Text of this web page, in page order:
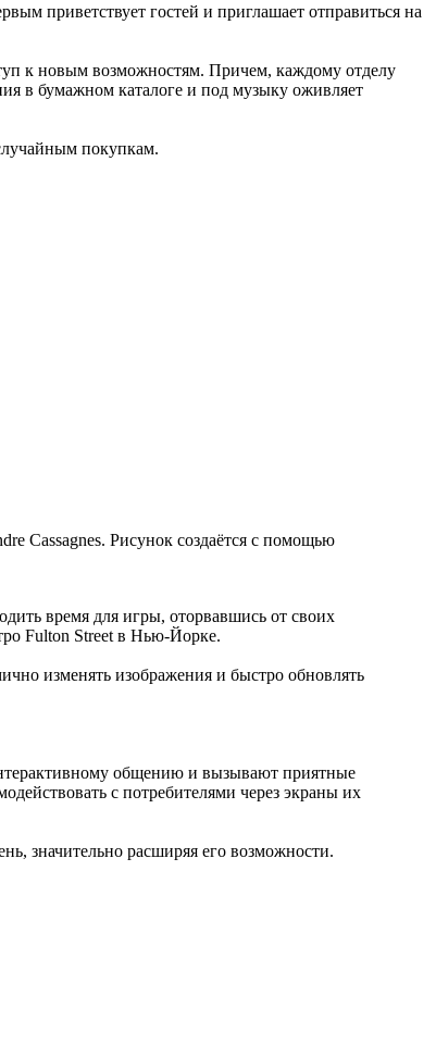
приветствует гостей и приглашает отправиться на
к новым возможностям. Причем, каждому отделу
в бумажном каталоге и под музыку оживляет
покупкам.
Cassagnes. Рисунок создаётся с помощью
время для игры, оторвавшись от своих
Fulton Street в Нью-Йорке.
изменять изображения и быстро обновлять
общению и вызывают приятные
с потребителями через экраны их
значительно расширяя его возможности.